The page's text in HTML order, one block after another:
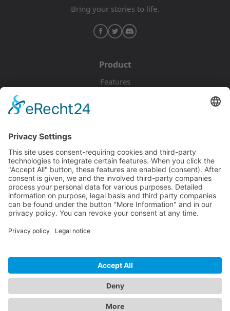
Bring your stories to life.
Product
Features
Documentation
Tutorials
Blog
Community
Discord
© 2026 Visionaire Studio. All rights reserved.